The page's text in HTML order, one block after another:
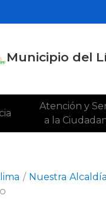
Municipio del
Atención y
a la
/ Nuestra Alcaldía